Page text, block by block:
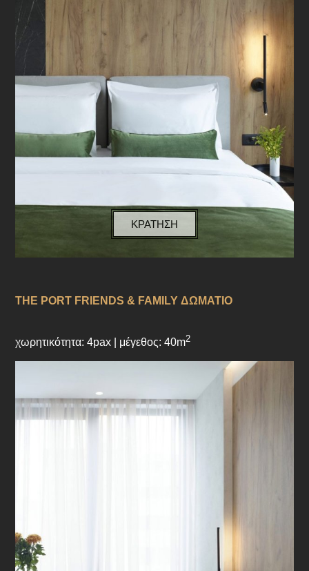
ΚΡΑΤΗΣΗ
THE PORT FRIENDS & FAMILY ΔΩΜΑΤΙΟ
χωρητικότητα: 4pax | μέγεθος: 40m2